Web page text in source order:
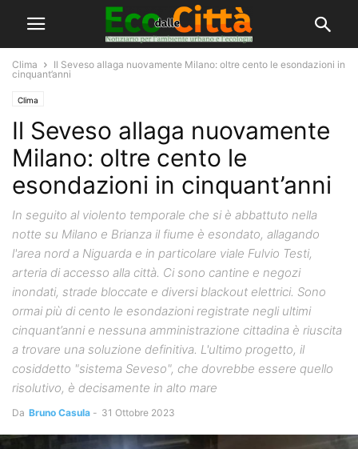
Clima
Il Seveso allaga nuovamente Milano: oltre cento le esondazioni in
cinquant’anni
Clima
Il Seveso allaga nuovamente
Milano: oltre cento le
esondazioni in cinquant’anni
In seguito al violento temporale che si è abbattuto nella
notte su Milano e Brianza il fiume è esondato, allagando
l'area nord a Niguarda e in particolare viale Fulvio Testi,
arteria di accesso alla città. Ci sono cantine e negozi
inondati, strade bloccate e diversi blackout elettrici. Sono
ormai più di cento le esondazioni registrate negli ultimi
cinquant’anni e nessuna amministrazione cittadina è riuscita
a trovare una soluzione definitiva. L'ultimo progetto, il
cosiddetto "sistema Seveso", che dovrebbe essere quello
risolutivo, è decisamente in alto mare
Da Bruno Casula - 31 Ottobre 2023